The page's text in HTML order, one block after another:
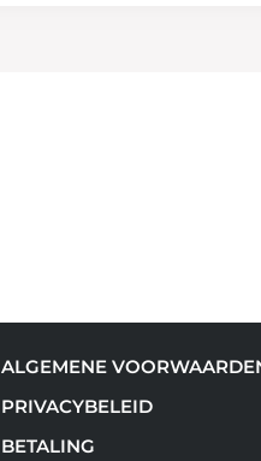
ALGEMENE
PRIVACYBELEID
BETALING